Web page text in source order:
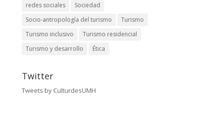
redes sociales
Sociedad
Socio-antropología del turismo
Turismo
Turismo inclusivo
Turismo residencial
Turismo y desarrollo
Ética
Twitter
Tweets by CulturdesUMH